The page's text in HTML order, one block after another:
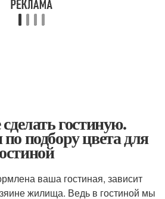
гостиную.
подбору цвета для
ваша гостиная, зависит
жилища. Ведь в гостиной мы